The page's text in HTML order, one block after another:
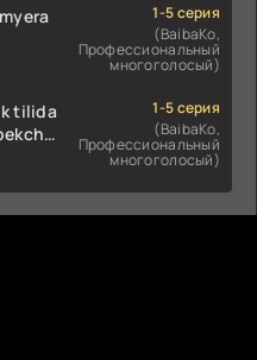
HD
1-5 серия
(BaibaKo,
Профессиональный
многоголосый)
tilida
1-5 серия
(BaibaKo,
Профессиональный
многоголосый)